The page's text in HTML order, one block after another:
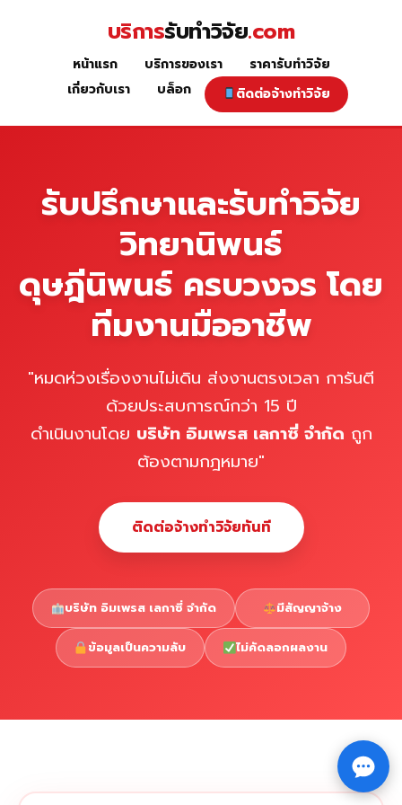
หน้าแรก
Copyright © 2026 รับทำวิจัย รับทำวิทยานิพนธ์ รับทำ⇧
บริการรับทำวิจัย.com
หน้าแรก บริการของเรา
ราคารับทำวิจัย
เกี่ยวกับเรา
บล็อก ติดต่อจ้างทำวิจัย
รับปรึกษาและรับทำวิจัย
วิทยานิพนธ์
ดุษฎีนิพนธ์ ครบวงจร โดย
ทีมงานมืออาชีพ
"หมดห่วงเรื่องงานไม่เดิน ส่งงานตรงเวลา การันตี
ด้วยประสบการณ์กว่า 15 ปี
ดำเนินงานโดย บริษัท อิมเพรส เลกาซี่ จำกัด ถูก
ต้องตามกฎหมาย"
ติดต่อจ้างทำวิจัยทันที
บริษัท อิมเพรส เลกาซี่ จำกัด มีสัญญาจ้าง
ข้อมูลเป็นความลับ ไม่คัดลอกผลงาน